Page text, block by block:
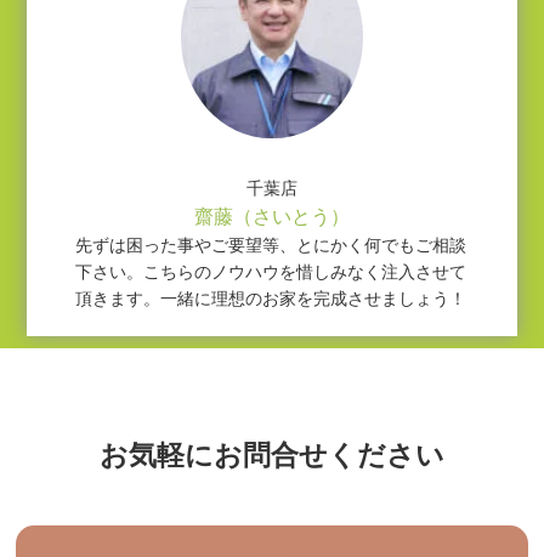
千葉店
齋藤（さいとう）
先ずは困った事やご要望等、とにかく何でもご相談
下さい。こちらのノウハウを惜しみなく注入させて
頂きます。一緒に理想のお家を完成させましょう！
お気軽にお問合せください